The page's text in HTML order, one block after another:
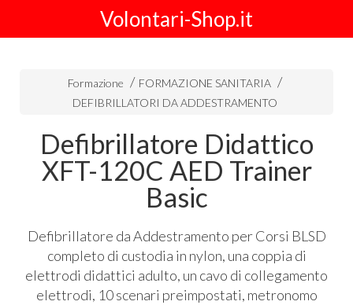
Volontari-Shop.it
Formazione
FORMAZIONE SANITARIA
DEFIBRILLATORI DA ADDESTRAMENTO
Defibrillatore Didattico
XFT-120C AED Trainer
Basic
Defibrillatore da Addestramento per Corsi BLSD
completo di custodia in nylon, una coppia di
elettrodi didattici adulto, un cavo di collegamento
elettrodi, 10 scenari preimpostati, metronomo